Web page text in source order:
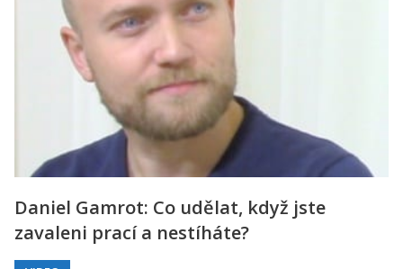
Daniel Gamrot: Co udělat, když jste
zavaleni prací a nestíháte?